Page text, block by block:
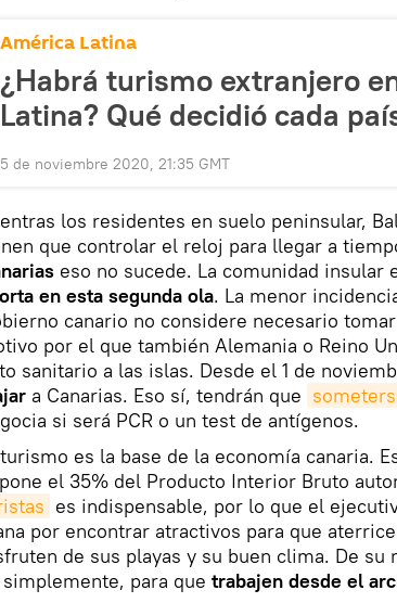
América Latina
¿Habrá turismo extranjero
Latina? Qué decidió cada
5 de noviembre 2020, 21:35 GMT
los residentes en suelo peninsular,
que controlar el reloj para llegar a
eso no sucede. La comunidad insular
en esta segunda ola. La menor
canario no considere necesario
por el que también Alemania o Reino
sanitario a las islas. Desde el 1 de
a Canarias. Eso sí, tendrán que
si será PCR o un test de antígenos.
es la base de la economía canaria.
el 35% del Producto Interior Bruto
es indispensable, por lo que el
por encontrar atractivos para que
de sus playas y su buen clima. De su
simplemente, para que trabajen desde el